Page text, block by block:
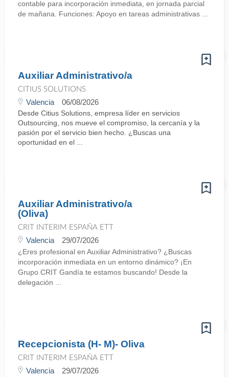
contable para incorporación inmediata, en jornada parcial
de mañana. Funciones: Apoyo en tareas administrativas ...
Auxiliar Administrativo/a
CITIUS SOLUTIONS
Valencia 06/08/2026
Desde Citius Solutions, empresa líder en servicios
Outsourcing, nos mueve el compromiso, la cercanía y la
pasión por el servicio bien hecho. ¿Buscas una
oportunidad en el ...
Auxiliar Administrativo/a
(Oliva)
CRIT INTERIM ESPAÑA ETT
Valencia 29/07/2026
¿Eres profesional en Auxiliar Administrativo? ¿Buscas
incorporación inmediata en un entorno dinámico? ¡En
Grupo CRIT Gandía te estamos buscando! Desde la
delegación ...
Recepcionista (H- M)- Oliva
CRIT INTERIM ESPAÑA ETT
Valencia 29/07/2026